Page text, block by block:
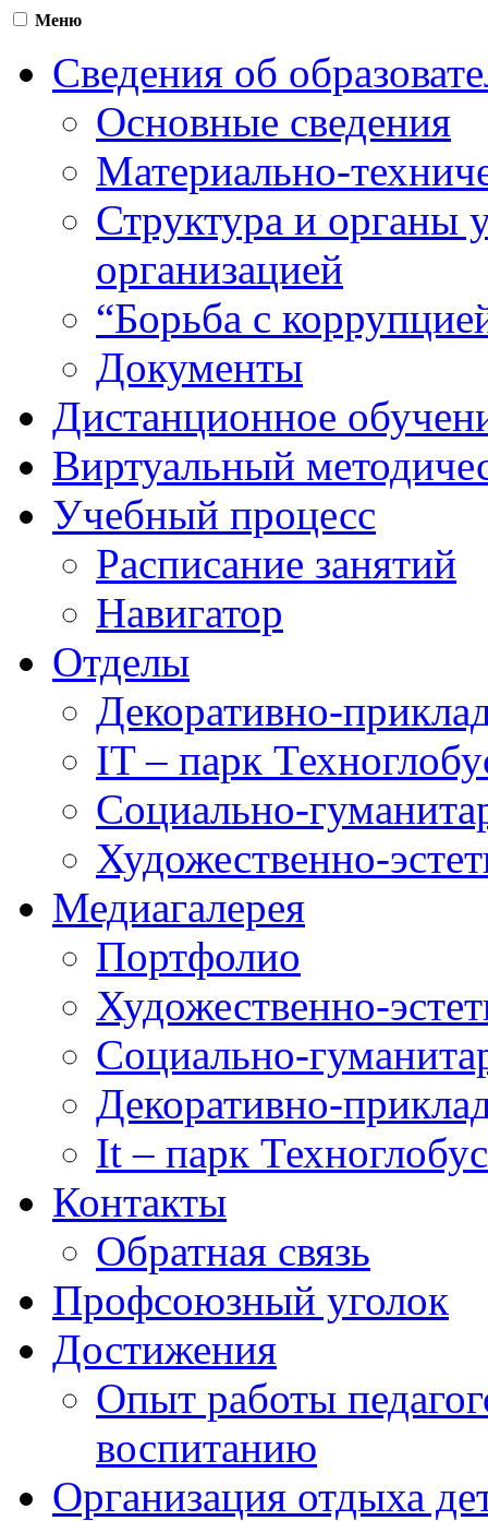
Меню
Сведения об
Основные сведения
Материально-
Структура и органы
организацией
“Борьба с
Документы
Дистанционное
Виртуальный
Учебный процесс
Расписание занятий
Навигатор
Отделы
Декоративно-
IT – парк
Социально-
Художественно-
Медиагалерея
Портфолио
Художественно-
Социально-
Декоративно-
It – парк Техноглобус
Контакты
Обратная связь
Профсоюзный уголок
Достижения
Опыт работы
воспитанию
Организация отдыха